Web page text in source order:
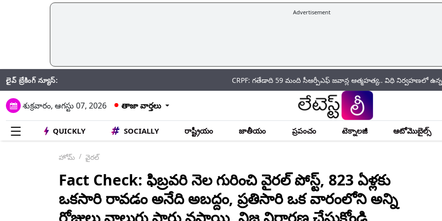
Advertisement
లైవ్ బ్రేకింగ్ న్యూస్: CRPF: గతేడాది 59 మంది సీఆర్పీఎఫ్ జ‌వాన్ల ఆత్మ‌హ‌త్య.. విధి నిర్వహణలో ఉన్న
శుక్రవారం, ఆగస్టు 07, 2026 తాజా వార్తలు
QUICKLY SOCIALLY రాష్ట్రీయం జాతీయం ప్రపంచం టెక్నాలజీ ఆటోమొబైల్స్
హోమ్ వైరల్
Fact Check: ఫిబ్రవరి నెల గురించి వైరల్ పోస్ట్, 823 ఏళ్లకు
ఒకసారి రావడం అనేది అబద్దం, ప్రతిసారి ఒక వారంలోని అన్ని